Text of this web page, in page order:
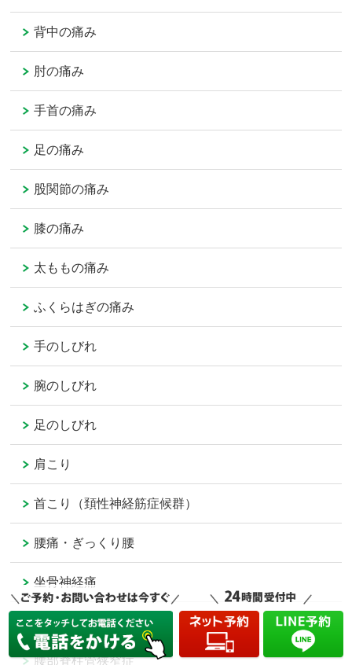
背中の痛み
肘の痛み
手首の痛み
足の痛み
股関節の痛み
膝の痛み
太ももの痛み
ふくらはぎの痛み
手のしびれ
腕のしびれ
足のしびれ
肩こり
首こり（頚性神経筋症候群）
腰痛・ぎっくり腰
坐骨神経痛
腰椎椎間板ヘルニア
腰部脊柱管狭窄症